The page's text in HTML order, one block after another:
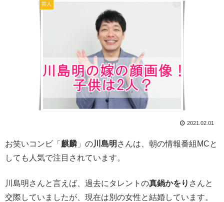
芸人
2021.02.01
お笑いコンビ「 麒麟 」の川島明 さんは、朝の情報番組MCと
しても人気で注目されています。
川島明さんと言えば、過去にタレントの真鍋かをり さんと
交際していましたが、現在は別の女性と結婚しています。